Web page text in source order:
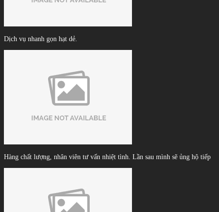
Dịch vụ nhanh gọn hạt dẻ.
Hàng chất lượng, nhân viên tư vấn nhiệt tình. Lần sau mình sẽ ủng hộ tiếp